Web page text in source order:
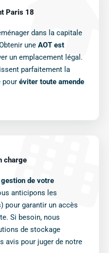
Paris 18
dans la capitale
une AOT est
un emplacement légal.
parfaitement la
pour éviter toute amende
charge
gestion de votre
anticipons les
pour garantir un accès
Si besoin, nous
de stockage
avis pour juger de notre